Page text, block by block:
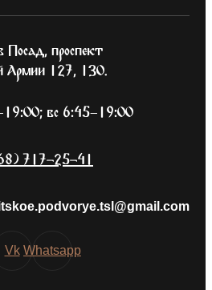
Посад, проспект
Армии 127, 130.
вс 6:45–19:00
717-25-41
Vk Whatsapp